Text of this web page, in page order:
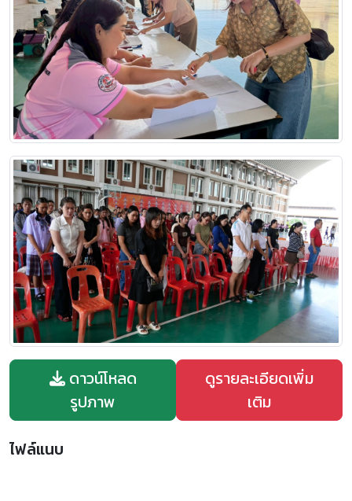
ดาวน์โหลด
รูปภาพ
ดูรายละเอียดเพิ่ม
เติม
ไฟล์แนบ